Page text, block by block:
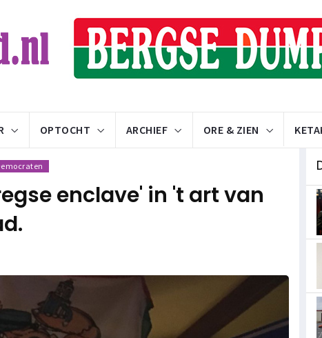
OPTOCHT ARCHIEF ORE & ZIEN
enclave' in 't art van